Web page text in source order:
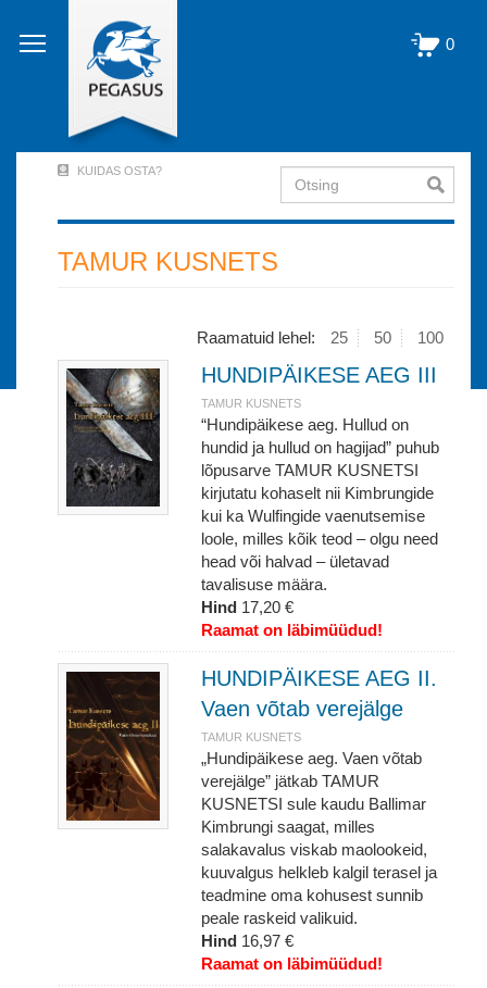
edasi
põhisisu
0
Account
Menu
KUIDAS OSTA? Otsing
TAMUR KUSNETS
Raamatuid lehel: 25 50 100
HUNDIPÄIKESE AEG III
TAMUR KUSNETS
“Hundipäikese aeg. Hullud on
hundid ja hullud on hagijad” puhub
lõpusarve TAMUR KUSNETSI
kirjutatu kohaselt nii Kimbrungide
kui ka Wulfingide vaenutsemise
loole, milles kõik teod – olgu need
head või halvad – ületavad
tavalisuse määra.
Hind 17,20 €
Raamat on läbimüüdud!
HUNDIPÄIKESE AEG II.
Vaen võtab verejälge
TAMUR KUSNETS
„Hundipäikese aeg. Vaen võtab
verejälge” jätkab TAMUR
KUSNETSI sule kaudu Ballimar
Kimbrungi saagat, milles
salakavalus viskab maolookeid,
kuuvalgus helkleb kalgil terasel ja
teadmine oma kohusest sunnib
peale raskeid valikuid.
Hind 16,97 €
Raamat on läbimüüdud!